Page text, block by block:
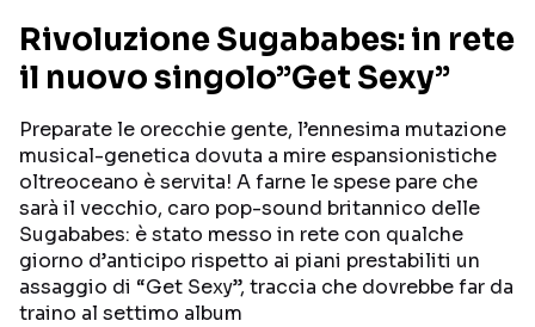
RECENSIONI MUSICALI
INTERVISTE
GOSSIP E CURIOSITÀ
TESTI CANZONI
TOUR ED EVENTI
TALENT SHOW
Seguici sui social
Rivoluzione Sugababes: in rete
il nuovo singolo”Get Sexy”
Preparate le orecchie gente, l’ennesima mutazione
musical-genetica dovuta a mire espansionistiche
oltreoceano è servita! A farne le spese pare che
sarà il vecchio, caro pop-sound britannico delle
Sugababes: è stato messo in rete con qualche
giorno d’anticipo rispetto ai piani prestabiliti un
assaggio di “Get Sexy”, traccia che dovrebbe far da
traino al settimo album